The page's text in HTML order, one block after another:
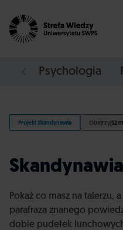
Psychologia
Projekt Skandynawia Obejrzyj52
Pokaż co masz na talerzu,
parafraza znanego
dobie pudełek